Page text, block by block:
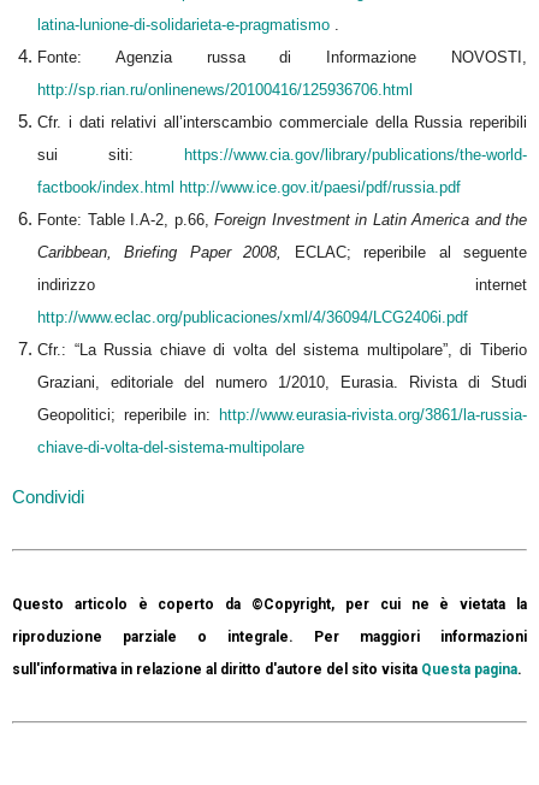
latina-lunione-di-solidarieta-e-pragmatismo
Fonte: Agenzia russa di Informazione NOVOSTI,
http://sp.rian.ru/onlinenews/20100416/125936706.html
Cfr. i dati relativi all’interscambio commerciale della Russia reperibili
sui siti:
https://www.cia.gov/library/publications/the-world-
factbook/index.html
http://www.ice.gov.it/paesi/pdf/russia.pdf
Fonte: Table I.A-2, p.66, Foreign Investment in Latin America and the
Caribbean, Briefing Paper 2008,
ECLAC; reperibile al seguente
indirizzo internet
http://www.eclac.org/publicaciones/xml/4/36094/LCG2406i.pdf
Cfr.: “La Russia chiave di volta del sistema multipolare”, di Tiberio
Graziani, editoriale del numero 1/2010, Eurasia. Rivista di Studi
Geopolitici; reperibile in:
http://www.eurasia-rivista.org/3861/la-russia-
chiave-di-volta-del-sistema-multipolare
Condividi
Questo articolo è coperto da ©Copyright, per cui ne è vietata la
riproduzione parziale o integrale. Per maggiori informazioni
sull'informativa in relazione al diritto d'autore del sito visita Questa pagina.